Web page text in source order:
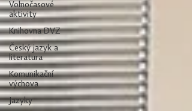
Volnočasové
aktivity
Knihovna DVZ
Český jazyk a
literatura
Komunikační
výchova
Jazyky